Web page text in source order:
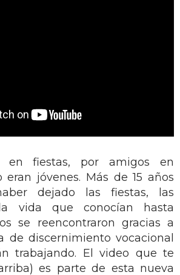
en fiestas, por amigos en
eran jóvenes. Más de 15 años
dejado las fiestas, las
vida que conocían hasta
se reencontraron gracias a
de discernimiento vocacional
trabajando. El video que te
es parte de esta nueva